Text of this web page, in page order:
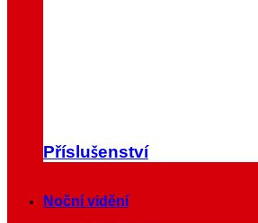
Příslušenství
Noční vidění